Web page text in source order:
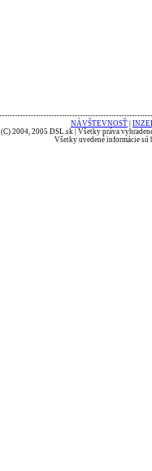
NÁVŠTEVNOSŤ
(C) 2004, 2005 DSL.sk | Všetky práva
Všetky uvedené informácie sú